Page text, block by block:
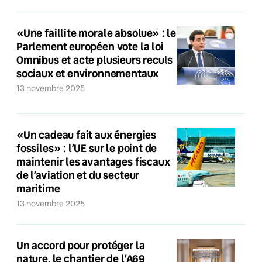
«Une faillite morale absolue» : le
Parlement européen vote la loi
Omnibus et acte plusieurs reculs
sociaux et environnementaux
13 novembre 2025
«Un cadeau fait aux énergies
fossiles» : l’UE sur le point de
maintenir les avantages fiscaux
de l’aviation et du secteur
maritime
13 novembre 2025
Un accord pour protéger la
nature, le chantier de l’A69